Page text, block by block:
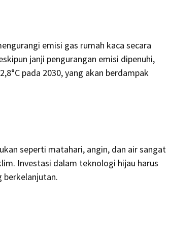
emisi gas rumah kaca secara
janji pengurangan emisi dipenuhi,
pada 2030, yang akan berdampak
seperti matahari, angin, dan air sangat
Investasi dalam teknologi hijau harus
berkelanjutan.